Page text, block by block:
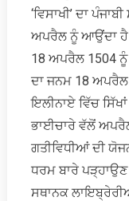
‘ਵਿਸਾਖੀ’ ਦਾ
ਅਪਰੈਲ ਨੂੰ ਆਉਂਦਾ
18 ਅਪਰੈਲ 1504
ਦਾ ਜਨਮ 18
ਇਲੀਨਾਏ ਵਿੱਚ
ਭਾਈਚਾਰੇ ਵੱਲੋਂ
ਗਤੀਵਿਧੀਆਂ ਦੀ
ਧਰਮ ਬਾਰੇ
ਸਥਾਨਕ